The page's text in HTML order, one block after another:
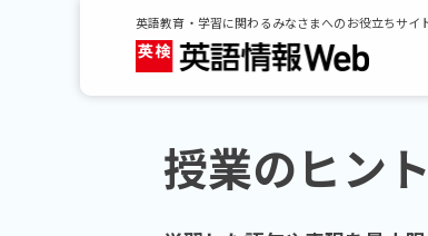
英語教育・学習に関わるみなさまへのお役立ちサイ
授業のヒント